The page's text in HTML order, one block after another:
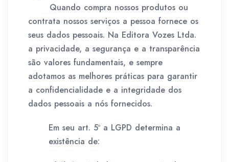
Quando compra nossos produtos ou
contrata nossos serviços a pessoa fornece os
seus dados pessoais. Na Editora Vozes Ltda.
a privacidade, a segurança e a transparência
são valores fundamentais, e sempre
adotamos as melhores práticas para garantir
a confidencialidade e a integridade dos
dados pessoais a nós fornecidos.
Em seu art. 5º a LGPD determina a
existência de: